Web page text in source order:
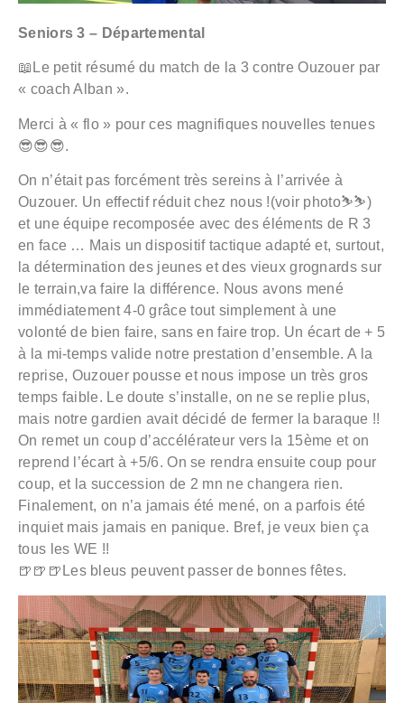
Seniors 3 – Départemental
📖Le petit résumé du match de la 3 contre Ouzouer par
« coach Alban ».
Merci à « flo » pour ces magnifiques nouvelles tenues
😎😎😎.
On n’était pas forcément très sereins à l’arrivée à
Ouzouer. Un effectif réduit chez nous !(voir photo⛷️⛷️)
et une équipe recomposée avec des éléments de R 3
en face … Mais un dispositif tactique adapté et, surtout,
la détermination des jeunes et des vieux grognards sur
le terrain,va faire la différence. Nous avons mené
immédiatement 4-0 grâce tout simplement à une
volonté de bien faire, sans en faire trop. Un écart de + 5
à la mi-temps valide notre prestation d’ensemble. A la
reprise, Ouzouer pousse et nous impose un très gros
temps faible. Le doute s’installe, on ne se replie plus,
mais notre gardien avait décidé de fermer la baraque !!
On remet un coup d’accélérateur vers la 15ème et on
reprend l’écart à +5/6. On se rendra ensuite coup pour
coup, et la succession de 2 mn ne changera rien.
Finalement, on n’a jamais été mené, on a parfois été
inquiet mais jamais en panique. Bref, je veux bien ça
tous les WE !!
🍺🍺🍺Les bleus peuvent passer de bonnes fêtes.